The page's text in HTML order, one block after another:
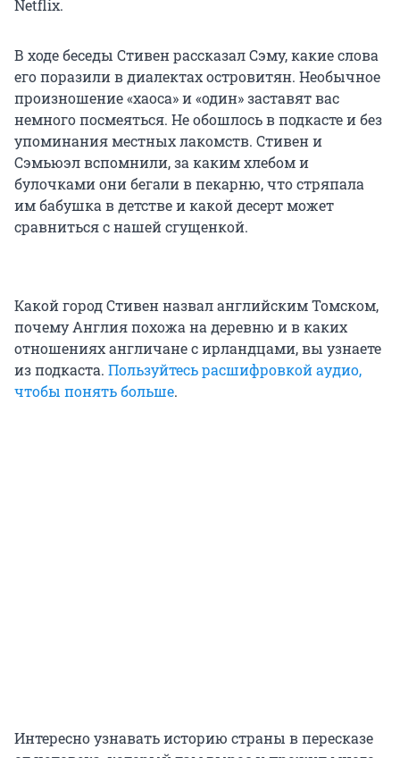
Netflix.
В ходе беседы Стивен рассказал Сэму, какие слова
его поразили в диалектах островитян. Необычное
произношение «хаоса» и «один» заставят вас
немного посмеяться. Не обошлось в подкасте и без
упоминания местных лакомств. Стивен и
Сэмьюэл вспомнили, за каким хлебом и
булочками они бегали в пекарню, что стряпала
им бабушка в детстве и какой десерт может
сравниться с нашей сгущенкой.
Какой город Стивен назвал английским Томском,
почему Англия похожа на деревню и в каких
отношениях англичане с ирландцами, вы узнаете
из подкаста. Пользуйтесь расшифровкой аудио,
чтобы понять больше.
Интересно узнавать историю страны в пересказе